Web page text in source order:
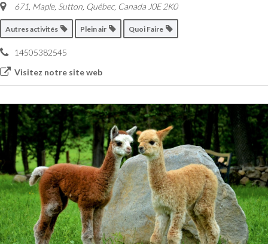
671, Maple, Sutton, Québec, Canada J0E 2K0
Autres activités Plein air Quoi Faire
14505382545
Visitez notre site web